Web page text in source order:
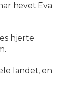
hevet Eva
hjerte
landet, en